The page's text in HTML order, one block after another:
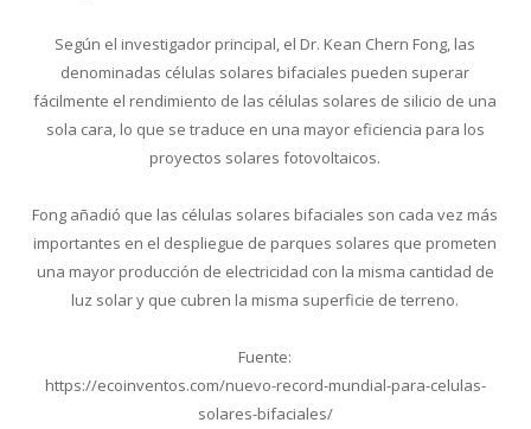
Según el investigador principal, el Dr. Kean Chern Fong, las
denominadas células solares bifaciales pueden superar
fácilmente el rendimiento de las células solares de silicio de una
sola cara, lo que se traduce en una mayor eficiencia para los
proyectos solares fotovoltaicos.
Fong añadió que las células solares bifaciales son cada vez más
importantes en el despliegue de parques solares que prometen
una mayor producción de electricidad con la misma cantidad de
luz solar y que cubren la misma superficie de terreno.
Fuente:
https://ecoinventos.com/nuevo-record-mundial-para-celulas-
solares-bifaciales/